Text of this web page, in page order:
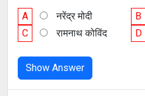
A नरेंद्र मोदी B
C
रामनाथ कोविंद D
Show Answer